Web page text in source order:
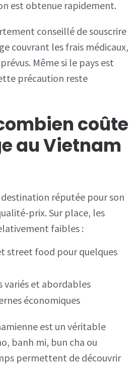
est obtenue rapidement.
conseillé de souscrire
couvrant les frais médicaux,
Même si le pays est
précaution reste
coûte
auVietnam
réputée pour son
prix. Sur place, les
faibles :
street food pour quelques
variés et abordables
économiques
est un véritable
banh mi, bun cha ou
permettent de découvrir